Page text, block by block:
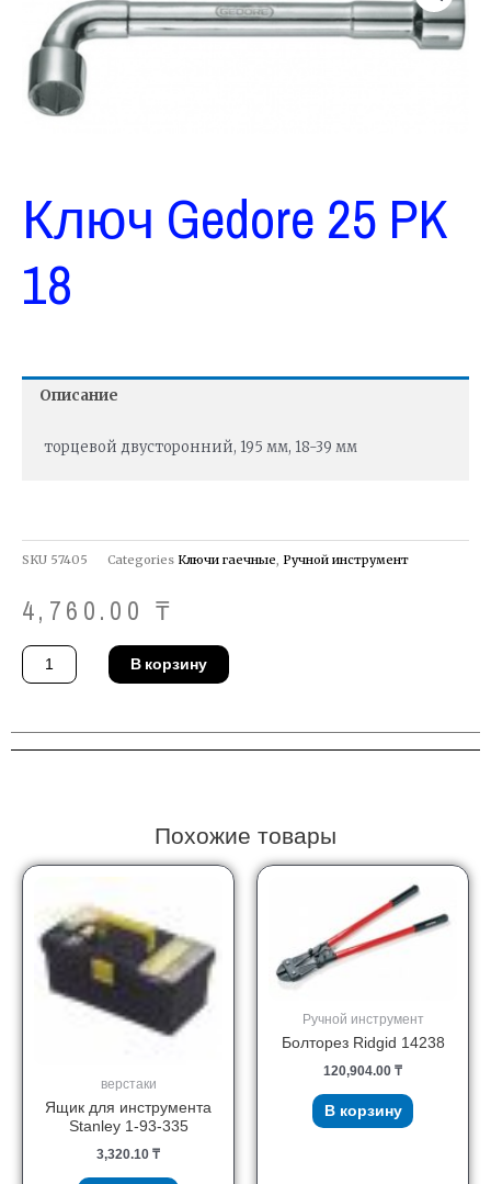
Ключ Gedore 25 PK
18
Описание
торцевой двусторонний, 195 мм, 18-39 мм
SKU 57405 Categories Ключи гаечные Ручной инструмент
4,760.00 ₸
Количество
товара
Ключ
18
В корзину
Похожие товары
верстаки
Ящик для инструмента
Stanley 1-93-335
3,320.10 ₸
Ручной инструмент
Болторез Ridgid 14238
120,904.00 ₸
В корзину